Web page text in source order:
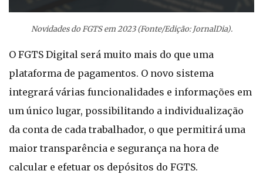
Novidades do FGTS em 2023 (Fonte/Edição: JornalDia).
O FGTS Digital será muito mais do que uma
plataforma de pagamentos. O novo sistema
integrará várias funcionalidades e informações em
um único lugar, possibilitando a individualização
da conta de cada trabalhador, o que permitirá uma
maior transparência e segurança na hora de
calcular e efetuar os depósitos do FGTS.